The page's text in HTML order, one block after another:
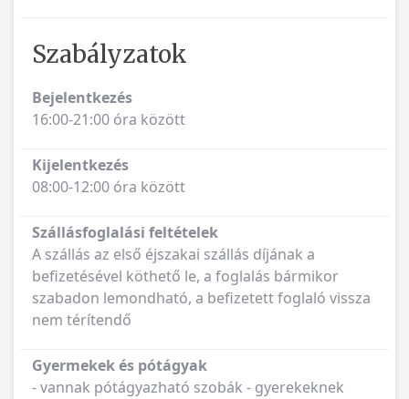
Szabályzatok
Bejelentkezés
16:00-21:00 óra között
Kijelentkezés
08:00-12:00 óra között
Szállásfoglalási feltételek
A szállás az első éjszakai szállás díjának a
befizetésével köthető le, a foglalás bármikor
szabadon lemondható, a befizetett foglaló vissza
nem térítendő
Gyermekek és pótágyak
- vannak pótágyazható szobák - gyerekeknek